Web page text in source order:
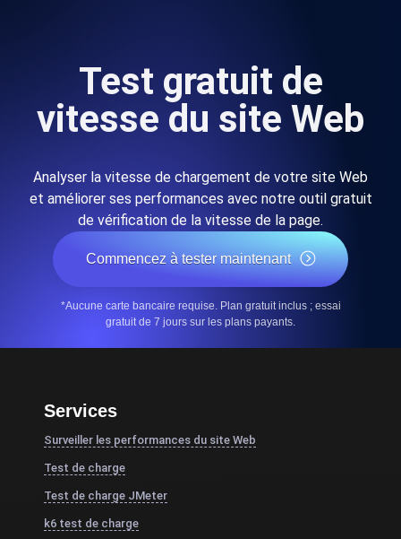
Test gratuit de
vitesse du site Web
Analyser la vitesse de chargement de votre site Web
et améliorer ses performances avec notre outil gratuit
de vérification de la vitesse de la page.
Commencez à tester maintenant
*Aucune carte bancaire requise. Plan gratuit inclus ; essai
gratuit de 7 jours sur les plans payants.
Services
Surveiller les performances du site Web
Test de charge
Test de charge JMeter
k6 test de charge